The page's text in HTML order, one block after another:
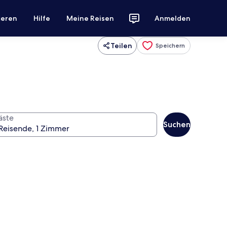
Hilfe Meine Reisen Anmelden
Teilen Speichern
Suchen